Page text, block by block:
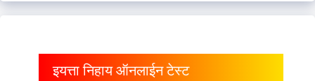
इयत्ता निहाय ऑनलाईन टेस्ट